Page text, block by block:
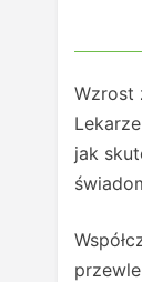
Wzrost
jak